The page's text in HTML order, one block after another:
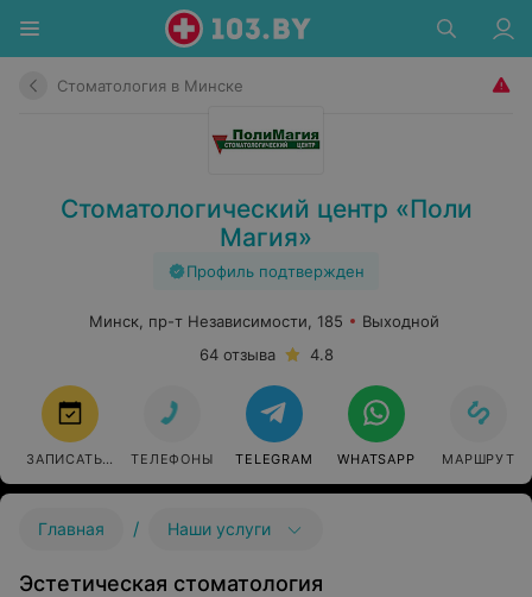
Стоматология в Минске
Стоматологический центр «Поли
Магия»
Профиль подтвержден
Минск, пр-т Независимости, 185
Выходной
64 отзыва
4.8
ЗАПИСАТЬСЯ ТЕЛЕФОНЫ TELEGRAM WHATSAPP МАРШРУТ
Главная / Наши услуги
Эстетическая стоматология